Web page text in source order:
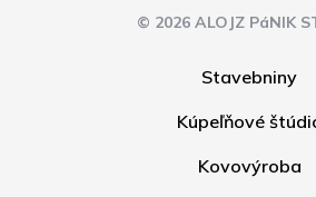
© 2026 ALOJZ PáNIK
Stavebniny
Kúpeľňové
Kovovýroba